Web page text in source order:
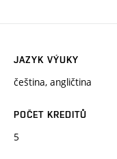
JAZYK VÝUKY
čeština, angličtina
POČET KREDITŮ
5